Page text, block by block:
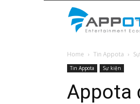
Home Tin Appota
Tin Appota Sự kiện
Appota